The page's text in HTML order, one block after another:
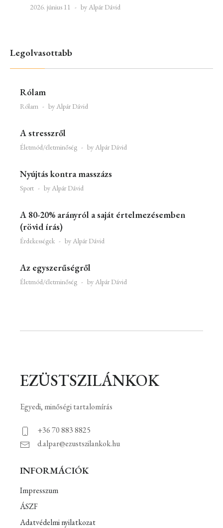
2026. június 11 by Alpár Dávid
Legolvasottabb
Rólam
Rólam by Alpár Dávid
A stresszről
Életmód/életminőség by Alpár Dávid
Nyújtás kontra masszázs
Sport by Alpár Dávid
A 80-20% arányról a saját értelmezésemben
(rövid írás)
Érdekességek by Alpár Dávid
Az egyszerűségről
Életmód/életminőség by Alpár Dávid
EZÜSTSZILÁNKOK
Egyedi, minőségi tartalomírás
+36 70 883 8825
d.alpar@ezustszilankok.hu
INFORMÁCIÓK
Impresszum
ÁSZF
Adatvédelmi nyilatkozat